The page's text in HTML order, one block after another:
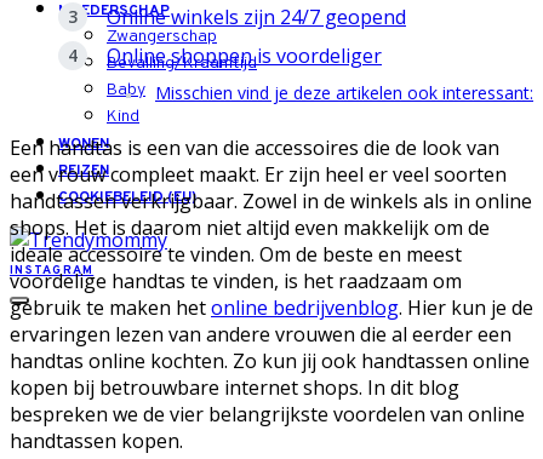
MOEDERSCHAP
Zwangerschap
Bevalling/Kraamtijd
Baby
Kind
WONEN
REIZEN
COOKIEBELEID (EU)
INSTAGRAM
Online winkels zijn 24/7 geopend
Online shoppen is voordeliger
Misschien vind je deze artikelen ook interessant:
Een handtas is een van die accessoires die de look van
een vrouw compleet maakt. Er zijn heel er veel soorten
handtassen verkrijgbaar. Zowel in de winkels als in online
shops. Het is daarom niet altijd even makkelijk om de
ideale accessoire te vinden. Om de beste en meest
voordelige handtas te vinden, is het raadzaam om
gebruik te maken hetonline bedrijvenblog. Hier kun je de
ervaringen lezen van andere vrouwen die al eerder een
handtas online kochten. Zo kun jij ook handtassen online
kopen bij betrouwbare internet shops. In dit blog
bespreken we de vier belangrijkste voordelen van online
handtassen kopen.